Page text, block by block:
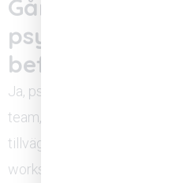
Går det att
psykologisk
befintligt team?
Ja, psykologisk trygghet
team, men det kräver ett
tillvägagångssätt. Det
workshop eller en